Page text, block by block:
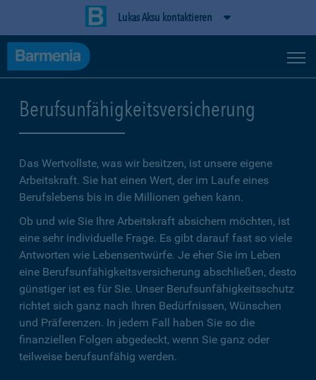
Lukas Aksu kontaktieren
Berufsunfähigkeitsversicherung
Das Wertvollste, was wir besitzen, ist unsere eigene
Arbeitskraft. Sie hat einen Wert, der im Laufe eines
Berufslebens bis in die Millionen gehen kann.
Ob und wie Sie Ihre Arbeitskraft absichern möchten, ist
eine sehr individuelle Frage. Es gibt darauf fast so viele
Antworten wie Lebensentwürfe. Je eher Sie im Leben
eine Berufsunfähigkeitsversicherung abschließen, desto
günstiger ist es für Sie. Unser Berufsunfähigkeitsschutz
richtet sich ganz nach Ihren Bedürfnissen, Wünschen
und Präferenzen. In jedem Fall haben Sie so die
finanziellen Folgen abgedeckt, wenn Sie ganz oder
teilweise berufsunfähig werden.